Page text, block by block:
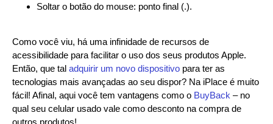
Soltar o botão do mouse: ponto final (.).
Como você viu, há uma infinidade de recursos de
acessibilidade para facilitar o uso dos seus produtos Apple.
Então, que tal adquirir um novo dispositivo para ter as
tecnologias mais avançadas ao seu dispor? Na iPlace é muito
fácil! Afinal, aqui você tem vantagens como o BuyBack – no
qual seu celular usado vale como desconto na compra de
outros produtos!